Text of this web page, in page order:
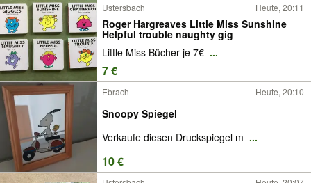
Ustersbach Heute, 20:11
Roger Hargreaves Little Miss Sunshine
Helpful trouble naughty gig
Little Miss Bücher je 7€ ...
7 €
Ebrach Heute, 20:10
Snoopy Spiegel
Verkaufe diesen Druckspiegel m ...
10 €